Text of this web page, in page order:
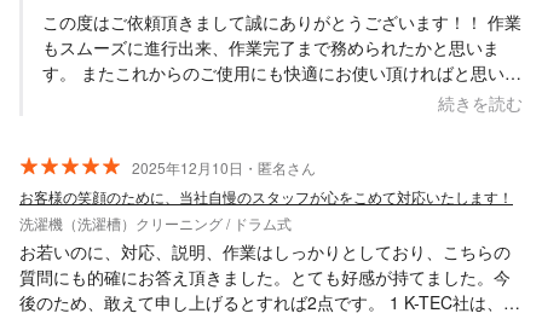
この度はご依頼頂きまして誠にありがとうございます！！ 作業
もスムーズに進行出来、作業完了まで務められたかと思いま
す。 またこれからのご使用にも快適にお使い頂ければと思いま
す。 また気になる様な事があればお声掛け・ご依頼頂ければと
続きを読む
2025年12月10日・匿名さん
お客様の笑顔のために、当社自慢のスタッフが心をこめて対応いたします！
洗濯機（洗濯槽）クリーニング / ドラム式
お若いのに、対応、説明、作業はしっかりとしており、こちらの
質問にも的確にお答え頂きました。とても好感が持てました。今
後のため、敢えて申し上げるとすれば2点です。 1 K-TEC社は、分